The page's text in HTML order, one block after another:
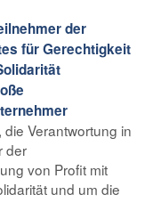
der
für Gerechtigkeit
Verantwortung in
der
von Profit mit
und um die